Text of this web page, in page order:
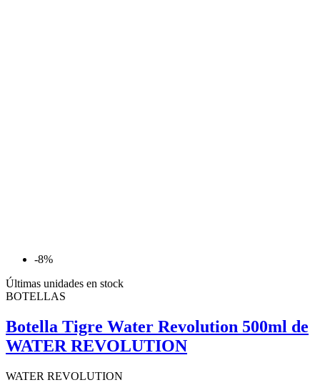
-8%
Últimas unidades en stock
BOTELLAS
Botella Tigre Water Revolution 500ml de
WATER REVOLUTION
WATER REVOLUTION